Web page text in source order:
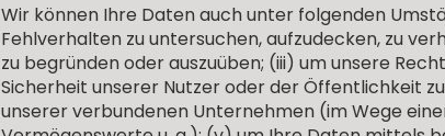
Wir können Ihre Daten auch unter folgenden
Fehlverhalten zu untersuchen, aufzudecken, zu
zu begründen oder auszuüben; (iii) um unsere
Sicherheit unserer Nutzer oder der Öffentlichkeit
unserer verbundenen Unternehmen (im Wege